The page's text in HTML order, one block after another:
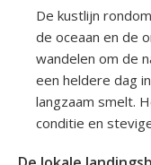
De kustlijn
de oceaan en de
wandelen om de
een heldere dag
langzaam smelt.
conditie en